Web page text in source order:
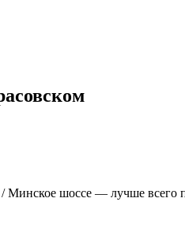
шоссе — лучше всего